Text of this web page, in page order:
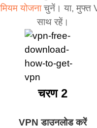
योजनाचुनें। या, मुफ्त
साथ रहें।
VPN डाउनलोड करें
चरण 2